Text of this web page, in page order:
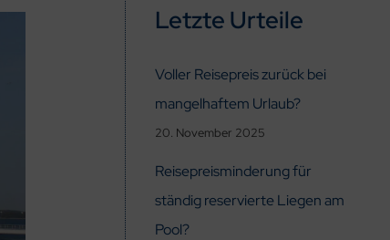
Letzte Urteile
Voller Reisepreis zurück bei
mangelhaftem Urlaub?
20. November 2025
Reisepreisminderung für
ständig reservierte Liegen am
Pool?